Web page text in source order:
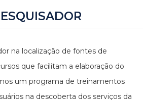
na localização de fontes de
que facilitam a elaboração do
um programa de treinamentos
na descoberta dos serviços da